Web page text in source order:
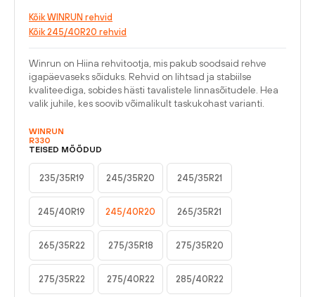
Kõik WINRUN rehvid
Kõik 245/40R20 rehvid
Winrun on Hiina rehvitootja, mis pakub soodsaid rehve
igapäevaseks sõiduks. Rehvid on lihtsad ja stabiilse
kvaliteediga, sobides hästi tavalistele linnasõitudele. Hea
valik juhile, kes soovib võimalikult taskukohast varianti.
WINRUN
R330
TEISED MÕÕDUD
235/35R19 245/35R20 245/35R21
245/40R19 245/40R20 265/35R21
265/35R22 275/35R18 275/35R20
275/35R22 275/40R22 285/40R22